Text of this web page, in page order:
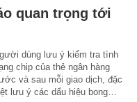
quan trọng tới
dùng lưu ý kiểm tra tình
chip của thẻ ngân hàng
và sau mỗi giao dịch, đặc
lưu ý các dấu hiệu bong…